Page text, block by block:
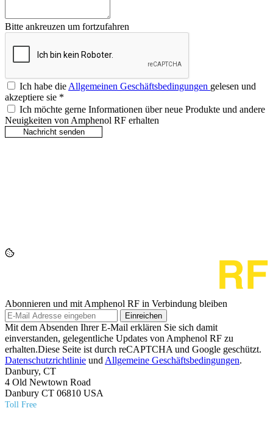
Bitte ankreuzen um fortzufahren
Ich habe dieAllgemeinen Geschäftsbedingungen gelesen und
akzeptiere sie *
Ich möchte gerne Informationen über neue Produkte und andere
Neuigkeiten von Amphenol RF erhalten
Abonnieren und mit Amphenol RF in Verbindung bleiben
Einreichen
Mit dem Absenden Ihrer E-Mail erklären Sie sich damit
einverstanden, gelegentliche Updates von Amphenol RF zu
erhalten.Diese Seite ist durch reCAPTCHA und Google geschützt.
Datenschutzrichtlinie und Allgemeine Geschäftsbedingungen.
Danbury, CT
4 Old Newtown Road
Danbury CT 06810 USA
Toll Free